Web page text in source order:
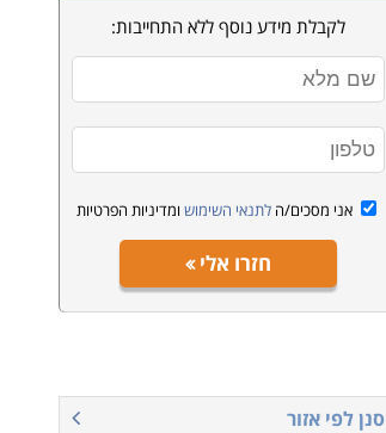
לקבלת מידע נוסף ללא התחייבות:
אני מסכים/הלתנאי השימוש ומדיניות הפרטיות
חזרו אלי
סנן לפי אזור